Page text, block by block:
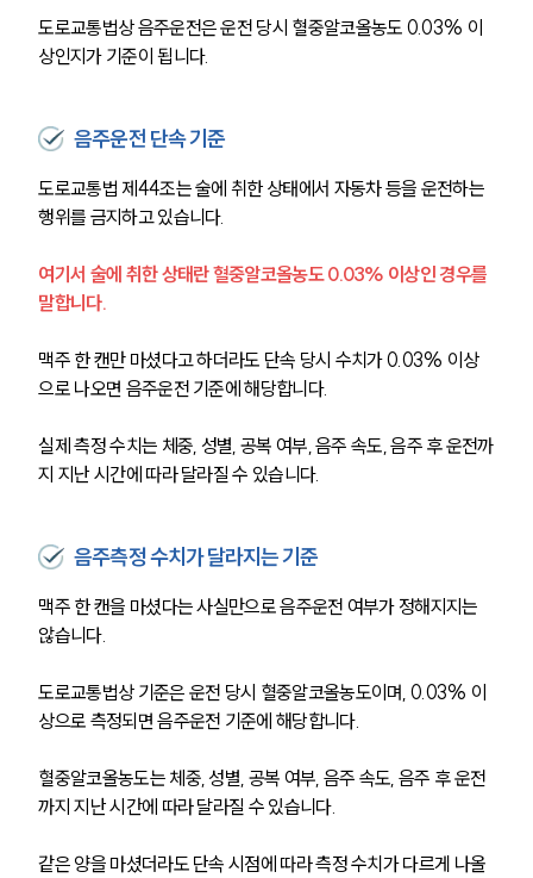
도로교통법상 음주운전은 운전 당시 혈중알코올농도 0.03% 이
상인지가 기준이 됩니다.
음주운전 단속 기준
도로교통법 제44조는 술에 취한 상태에서 자동차 등을 운전하는
행위를 금지하고 있습니다.
여기서 술에 취한 상태란 혈중알코올농도 0.03% 이상인 경우를
말합니다.
맥주 한 캔만 마셨다고 하더라도 단속 당시 수치가 0.03% 이상
으로 나오면 음주운전 기준에 해당합니다.
실제 측정 수치는 체중, 성별, 공복 여부, 음주 속도, 음주 후 운전까
지 지난 시간에 따라 달라질 수 있습니다.
음주측정 수치가 달라지는 기준
맥주 한 캔을 마셨다는 사실만으로 음주운전 여부가 정해지지는
않습니다.
도로교통법상 기준은 운전 당시 혈중알코올농도이며, 0.03% 이
상으로 측정되면 음주운전 기준에 해당합니다.
혈중알코올농도는 체중, 성별, 공복 여부, 음주 속도, 음주 후 운전
까지 지난 시간에 따라 달라질 수 있습니다.
같은 양을 마셨더라도 단속 시점에 따라 측정 수치가 다르게 나올